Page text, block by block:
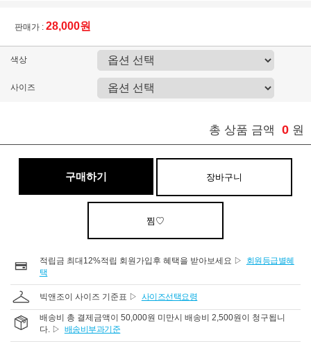
판매가 : 28,000원
색상
사이즈
총 상품 금액 0 원
구매하기 장바구니
찜♡
적립금 최대12%적립 회원가입후 혜택을 받아보세요 ▷
회원등급별혜
택
빅앤조이 사이즈 기준표 ▷ 사이즈선택요령
배송비 총 결제금액이 50,000원 미만시 배송비 2,500원이 청구됩니
다. ▷ 배송비부과기준